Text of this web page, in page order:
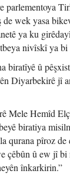
parlementoya
wek yasa
ya ku
nivîskî ya bi
biratîyê û
Diyarbekirê jî
Mele Hemîd
biratiya
qurana pîroz
çêbûn û ew jî bi
înkarkirin.”